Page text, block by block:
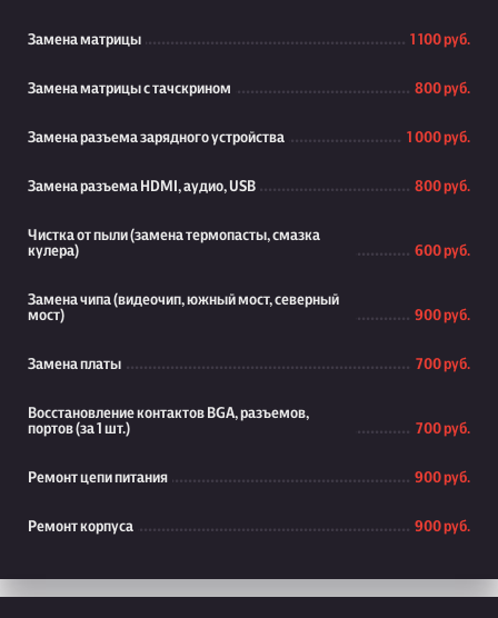
Замена матрицы 1 100 руб.
Замена матрицы с тачскрином 800 руб.
Замена разъема зарядного устройства 1 000 руб.
Замена разъема HDMI, аудио, USB 800 руб.
Чистка от пыли (замена термопасты, смазка
кулера)
600 руб.
Замена чипа (видеочип, южный мост, северный
мост)
900 руб.
Замена платы 700 руб.
Восстановление контактов BGA, разъемов,
портов (за 1 шт.)
700 руб.
Ремонт цепи питания 900 руб.
Ремонт корпуса 900 руб.